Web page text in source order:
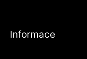
Informace